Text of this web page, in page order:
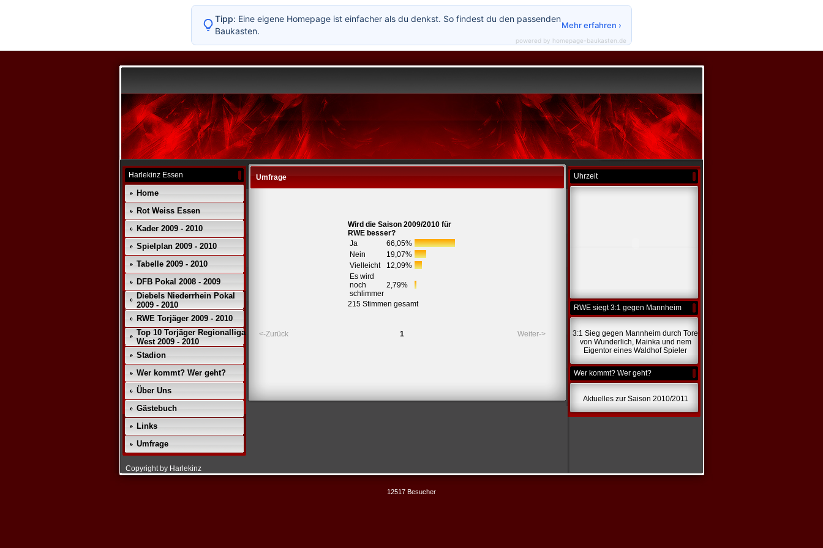
Harlekinz Essen
Home
Rot Weiss Essen
Kader 2009 - 2010
Spielplan 2009 - 2010
Tabelle 2009 - 2010
DFB Pokal 2008 - 2009
Diebels Niederrhein Pokal
2009 - 2010
RWE Torjäger 2009 - 2010
Top 10 Torjäger Regionalliga
West 2009 - 2010
Stadion
Wer kommt? Wer geht?
Über Uns
Gästebuch
Links
Umfrage
Copyright by Harlekinz
Umfrage
Wird die Saison 2009/2010 für
RWE besser?
Ja
66,05%
Nein
19,07%
Vielleicht
12,09%
Es wird
noch
schlimmer
2,79%
215 Stimmen gesamt
<-Zurück 1 Weiter->
Uhrzeit
RWE siegt 3:1 gegen Mannheim
3:1 Sieg gegen Mannheim durch Tore
von Wunderlich, Mainka und nem
Eigentor eines Waldhof Spieler
Wer kommt? Wer geht?
Aktuelles zur Saison 2010/2011
12517 Besucher
Tipp: Eine eigene Homepage ist einfacher als du denkst. So findest du den passenden
Baukasten.
Mehr erfahren ›
powered by homepage-baukasten.de